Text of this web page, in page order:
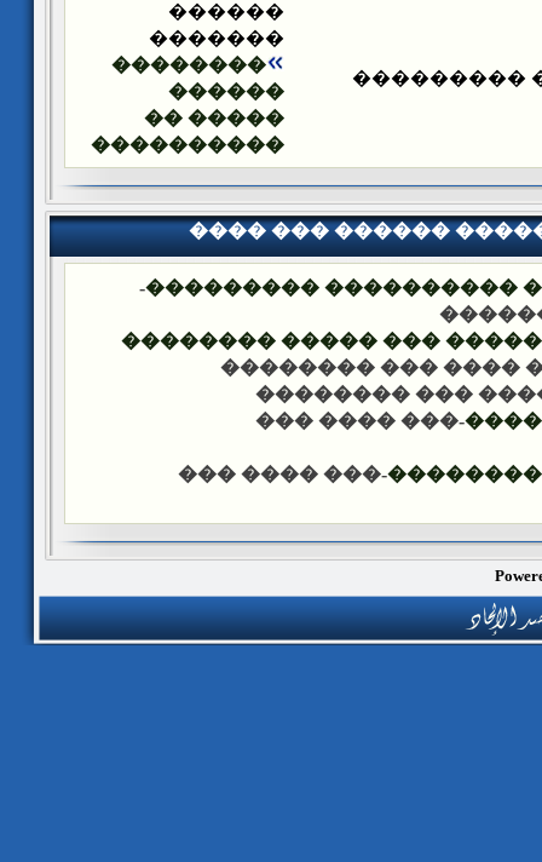
�����
������
�������
��������
������
����� ��
����������
���� ��� ������
�������� �� ���
-
���
���� ����� �������� ���
-��� ���� ���
-��� ���� ���
-��� ���� ���
������
-��� ���� ���